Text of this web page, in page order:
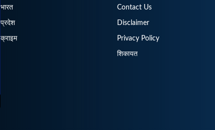
भारत
प्रदेश
क्राइम
Contact Us
Disclaimer
Privacy Policy
शिकायत